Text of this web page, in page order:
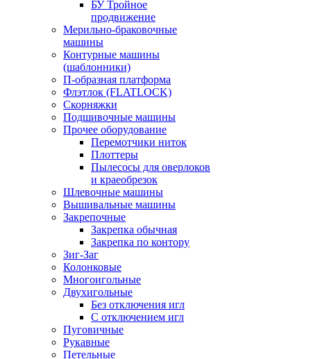
БУ Тройное
продвижение
Мерильно-браковочные
машины
Контурные машины
(шаблонники)
П-образная платформа
Флэтлок (FLATLOCK)
Скорняжки
Подшивочные машины
Прочее оборудование
Перемотчики ниток
Плоттеры
Пылесосы для оверлоков
и краеобрезок
Шлевочные машины
Вышивальные машины
Закрепочные
Закрепка обычная
Закрепка по контору
Зиг-Заг
Колонковые
Многоигольные
Двухигольные
Без отключения игл
С отключением игл
Пуговичные
Рукавные
Петельные